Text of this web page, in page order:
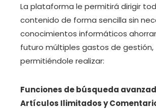
La plataforma le permitirá dirigir
contenido de forma sencilla sin
conocimientos informáticos
futuro múltiples gastos de gestión,
permitiéndole realizar:
Funciones de búsqueda
Artículos Ilimitados y